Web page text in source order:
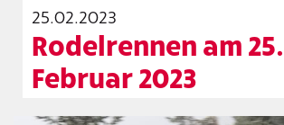
25.02.2023
Rodelrennen am 25.
Februar 2023